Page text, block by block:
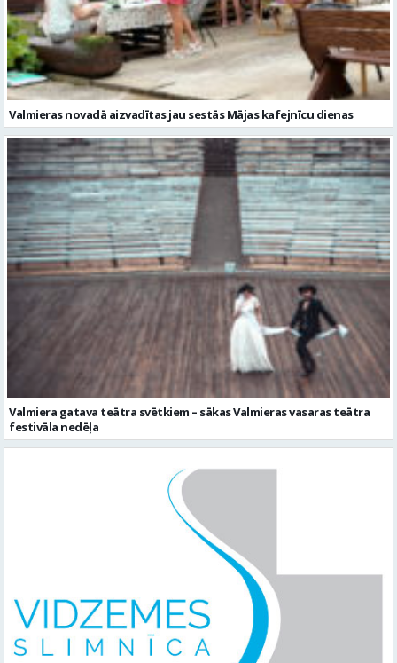
Valmieras novadā aizvadītas jau sestās Mājas kafejnīcu dienas
Valmiera gatava teātra svētkiem – sākas Valmieras vasaras teātra
festivāla nedēļa